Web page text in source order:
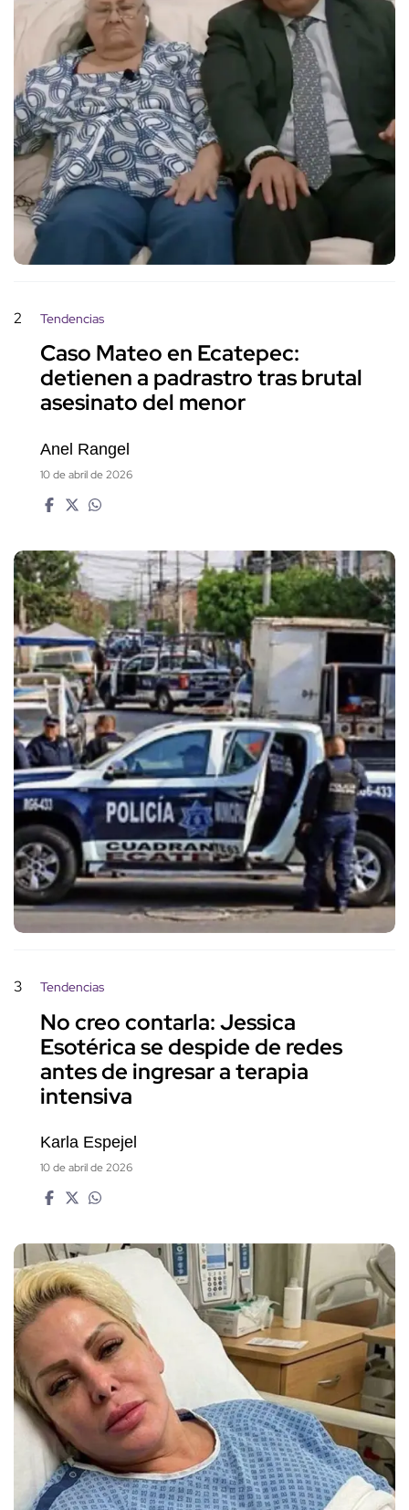
2 Tendencias
Caso Mateo en Ecatepec:
detienen a padrastro tras brutal
asesinato del menor
Anel Rangel
10 de abril de 2026
3 Tendencias
No creo contarla: Jessica
Esotérica se despide de redes
antes de ingresar a terapia
intensiva
Karla Espejel
10 de abril de 2026